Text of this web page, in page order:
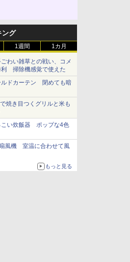
ング
1週間 1カ月
ごわい雑草との戦い、コメ
利 掃除機感覚で使えた
ルドカーテン 閉めても暗
焼き目つくグリルと米も
こい炊飯器 ポップな4色
風機 室温に合わせて風
もっと見る